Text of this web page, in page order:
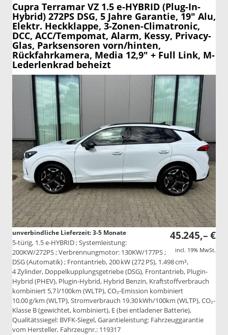
Cupra Terramar VZ 1.5 e-HYBRID (Plug-In-
Hybrid) 272PS DSG, 5 Jahre Garantie, 19" Alu,
Elektr. Heckklappe, 3-Zonen-Climatronic,
DCC, ACC/Tempomat, Alarm, Kessy, Privacy-
Glas, Parksensoren vorn/hinten,
Rückfahrkamera, Media 12,9" + Full Link, M-
Lederlenkrad beheizt
45.245,– €
incl. 19% MwSt.
unverbindliche Lieferzeit: 3-5 Monate
5-türig, 1.5 e-HYBRID ; Systemleistung:
200KW/272PS ; Verbrennungmotor: 130KW/177PS ;
DSG (Automatik) ; Frontantrieb, 200 kW (272 PS), 1.498 cm³,
4 Zylinder, Doppelkupplungsgetriebe (DSG), Frontantrieb, Plugin-
Hybrid (PHEV), Plugin-Hybrid, Hybrid Benzin, Kraftstoffverbrauch
kombiniert 5,7 l/100km (WLTP), CO₂-Emission kombiniert
10.00 g/km (WLTP), Stromverbrauch 19.30 kWh/100km (WLTP), CO₂-
Klasse B (gewichtet, kombiniert), E (bei entladener Batterie),
Qualitätssiegel: BVFK-Siegel, Garantieleistung: Fahrzeuggarantie
vom Hersteller, Fahrzeugnr.: 119317